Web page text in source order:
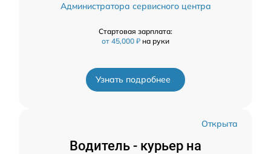
Администратора сервисного центра
Стартовая зарплата:
от 45,000 ₽ на руки
Узнать подробнее
Открыта
Водитель - курьер на